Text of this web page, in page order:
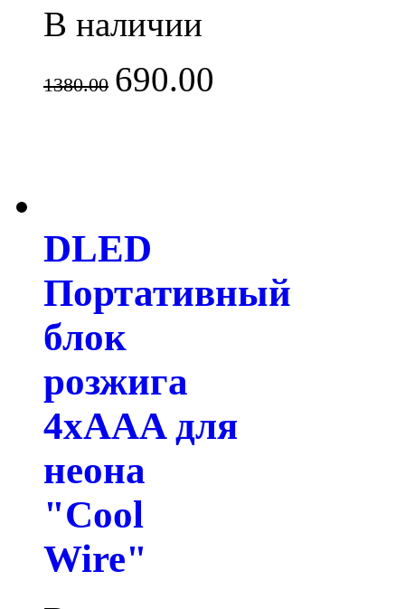
В наличии
1380.00 690.00
DLED
Портативный
блок
розжига
4xAAA для
неона
"Cool
Wire"